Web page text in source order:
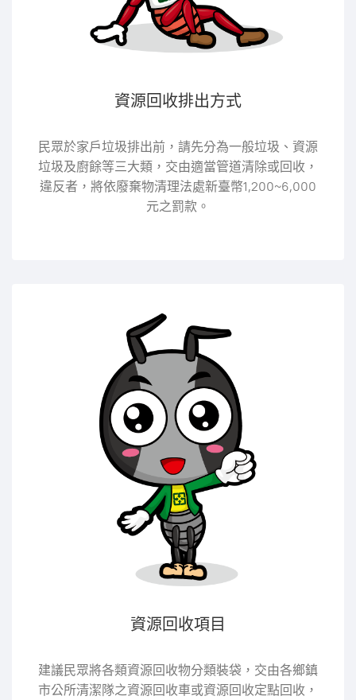
資源回收排出方式
民眾於家戶垃圾排出前，請先分為一般垃圾、資源
垃圾及廚餘等三大類，交由適當管道清除或回收，
違反者，將依廢棄物清理法處新臺幣1,200~6,000
元之罰款。
資源回收項目
建議民眾將各類資源回收物分類裝袋，交由各鄉鎮
市公所清潔隊之資源回收車或資源回收定點回收，